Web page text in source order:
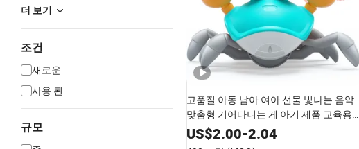
더 보기
조건
새로운
사용 된
규모
고품질 아동 남아 여아 선물 빛나는 음악
맞춤형 기어다니는 게 아기 제품 교육용
아동 플라스틱 동물 장난감
US$2.00-2.04